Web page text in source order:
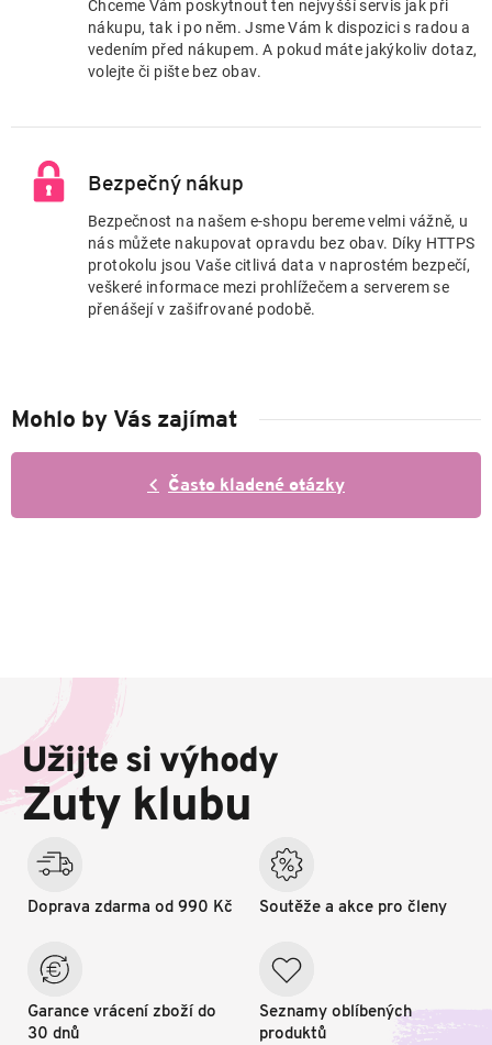
Chceme Vám poskytnout ten nejvyšší servis jak při
nákupu, tak i po něm. Jsme Vám k dispozici s radou a
vedením před nákupem. A pokud máte jakýkoliv dotaz,
volejte či pište bez obav.
Bezpečný nákup
Bezpečnost na našem e-shopu bereme velmi vážně, u
nás můžete nakupovat opravdu bez obav. Díky HTTPS
protokolu jsou Vaše citlivá data v naprostém bezpečí,
veškeré informace mezi prohlížečem a serverem se
přenášejí v zašifrované podobě.
Mohlo by Vás zajímat
Často kladené otázky
a
í
Užijte si výhody
Zuty klubu
Doprava zdarma od 990 Kč
Garance vrácení zboží do
30 dnů
Soutěže a akce pro členy
Seznamy oblíbených
produktů